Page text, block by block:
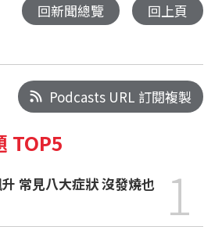
回新聞總覽 回上頁
Podcasts URL 訂閱複製
TOP5
1